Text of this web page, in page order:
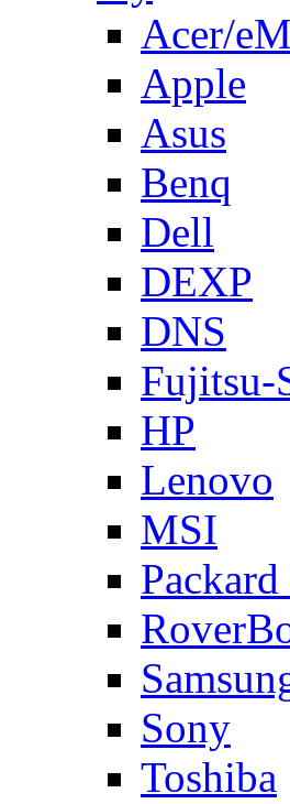
Acer/
Apple
Asus
Benq
Dell
DEXP
DNS
Fujitsu-
HP
Lenovo
MSI
Sony
Toshiba